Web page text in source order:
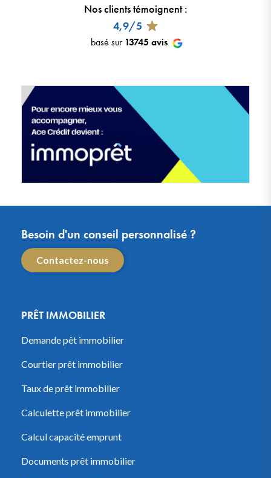
Nos clients témoignent:
4,9/5
basé sur 13745 avis
Besoin d'un conseil personnalisé ?
Contactez-nous
PRÊT IMMOBILIER
Demande pêt immobilier
Courtier prêt immobilier
Taux de prêt immobilier
Calculette prêt immobilier
Calcul capacité emprunt
Documents prêt immobilier